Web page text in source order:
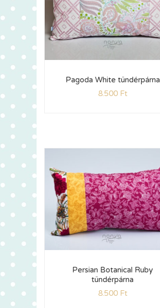
Pagoda White tündérpárna
8.500 Ft
Persian Botanical Ruby
tündérpárna
8.500 Ft